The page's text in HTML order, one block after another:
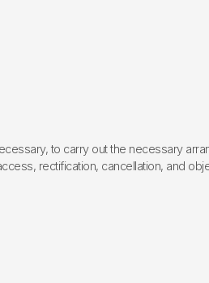
to carry out the necessary
rectification, cancellation, and